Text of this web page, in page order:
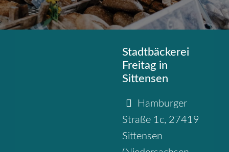
Stadtbäckerei
Freitag in
Sittensen
Hamburger
Straße 1c, 27419
Sittensen